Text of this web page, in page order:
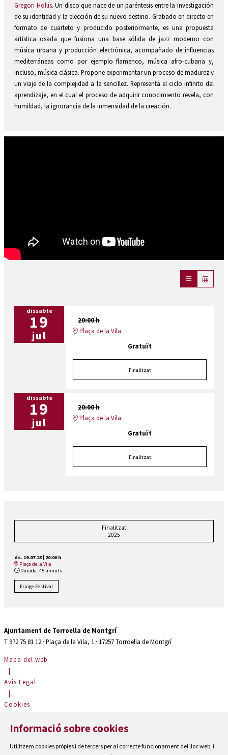
Gregori Hollis. Un disco que nace de un paréntesis entre la investigación
de su identidad y la elección de su nuevo destino. Grabado en directo en
formato de cuarteto y producido posteriormente, es una propuesta
artística osada que fusiona una base sólida de jazz moderno con
música urbana y producción electrónica, acompañado de influencias
mediterráneas como por ejemplo flamenco, música afro-cubana y,
incluso, música clásica. Propone experimentar un proceso de madurez y
un viaje de la complejidad a la sencillez. Representa el ciclo infinito del
aprendizaje, en el cual el proceso de adquirir conocimiento revela, con
humildad, la ignorancia de la inmensidad de la creación.
dissabte
19
jul
20:00 h
Plaça de la Vila
Gratuït
Finalitzat
dissabte
19
jul
20:00 h
Plaça de la Vila
Gratuït
Finalitzat
Finalitzat
2025
ds. 19.07.25 | 20:00 h
Plaça de la Vila
Durada: 45 minuts
Fringe Festival
Ajuntament de Torroella de Montgrí
T 972 75 81 12 · Plaça de la Vila, 1 · 17257 Torroella de Montgrí
Mapa del web
|
Avís Legal
|
Cookies
Contactar
Accessibilitat
Informació sobre cookies
Utilitzem cookies pròpies i de tercers per al correcte funcionament del lloc web, i